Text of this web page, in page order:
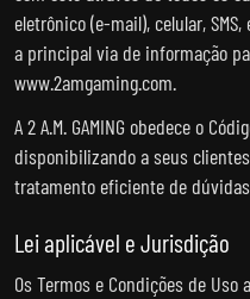
eletrônico (e-mail), celular,
a principal via de informação
www.2amgaming.com.
A 2 A.M. GAMING obedece o
disponibilizando a seus
tratamento eficiente de
Lei aplicável e Jurisdição
Os Termos e Condições de